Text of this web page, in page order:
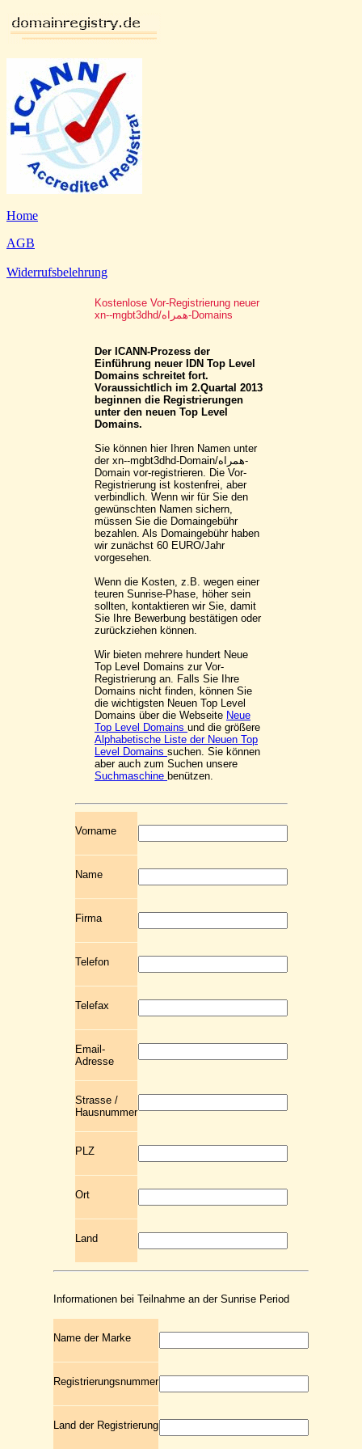
Home
AGB
Widerrufsbelehrung
Kostenlose Vor-Registrierung neuer
xn--mgbt3dhd/همراه-Domains
Der ICANN-Prozess der
Einführung neuer IDN Top Level
Domains schreitet fort.
Voraussichtlich im 2.Quartal 2013
beginnen die Registrierungen
unter den neuen Top Level
Domains.
Sie können hier Ihren Namen unter
der xn--mgbt3dhd-Domain/همراه-
Domain vor-registrieren. Die Vor-
Registrierung ist kostenfrei, aber
verbindlich. Wenn wir für Sie den
gewünschten Namen sichern,
müssen Sie die Domaingebühr
bezahlen. Als Domaingebühr haben
wir zunächst 60 EURO/Jahr
vorgesehen.
Wenn die Kosten, z.B. wegen einer
teuren Sunrise-Phase, höher sein
sollten, kontaktieren wir Sie, damit
Sie Ihre Bewerbung bestätigen oder
zurückziehen können.
Wir bieten mehrere hundert Neue
Top Level Domains zur Vor-
Registrierung an. Falls Sie Ihre
Domains nicht finden, können Sie
die wichtigsten Neuen Top Level
Domains über die Webseite Neue
Top Level Domains und die größere
Alphabetische Liste der Neuen Top
Level Domains suchen. Sie können
aber auch zum Suchen unsere
Suchmaschine benützen.
Vorname
Name
Firma
Telefon
Telefax
Email-
Adresse
Strasse /
Hausnummer
PLZ
Ort
Land
Informationen bei Teilnahme an der Sunrise Period
Name der Marke
Registrierungsnummer
Land der Registrierung